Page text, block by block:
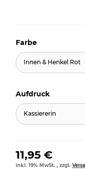
Farbe
Innen & Henkel Rot
Aufdruck
Kassiererin
11,95 €
inkl. 19% MwSt. , zzgl.